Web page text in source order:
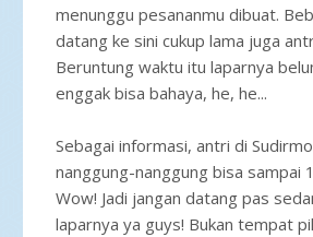
menunggu pesananmu dibuat.
datang ke sini cukup lama juga
Beruntung waktu itu laparnya
enggak bisa bahaya, he, he...
Sebagai informasi, antri di
nanggung-nanggung bisa sampai
Wow! Jadi jangan datang pas
laparnya ya guys! Bukan tempat